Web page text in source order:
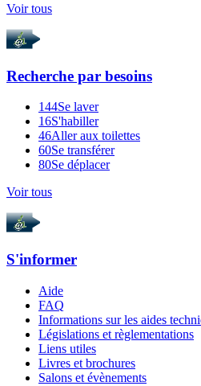
Voir tous
Recherche par besoins
144Se laver
16S'habiller
46Aller aux toilettes
60Se transférer
80Se déplacer
Voir tous
S'informer
Aide
FAQ
Informations sur les aides
Législations et règlementations
Liens utiles
Livres et brochures
Salons et évènements